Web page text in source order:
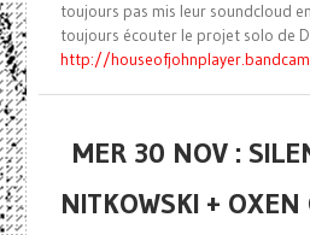
toujours pas mis leur soundcloud
toujours écouter le projet solo de
http://
MER 30 NOV :
NITKOWSKI + OXEN